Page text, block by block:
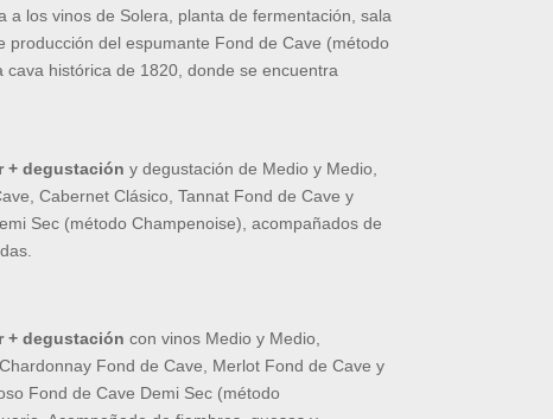
a los vinos de Solera, planta de fermentación, sala
producción del espumante Fond de Cave (método
histórica de 1820, donde se encuentra
+ degustación y degustación de Medio y Medio,
Cabernet Clásico, Tannat Fond de Cave y
Sec (método Champenoise), acompañados de
+ degustación con vinos Medio y Medio,
Fond de Cave, Merlot Fond de Cave y
Fond de Cave Demi Sec (método